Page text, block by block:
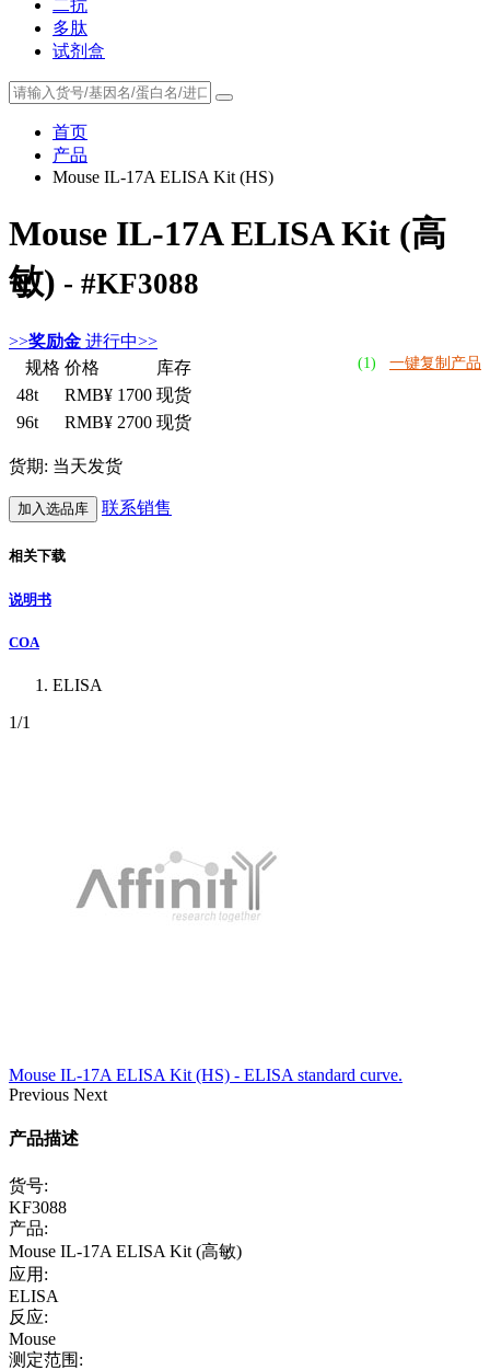
二抗
多肽
试剂盒
首页
产品
Mouse IL-17A ELISA Kit (HS)
Mouse IL-17A ELISA Kit (高
敏) - #KF3088
>>奖励金 进行中>>
(1) 一键复制产品
规格 价格
库存
48t
RMB¥ 1700 现货
96t
RMB¥ 2700 现货
货期: 当天发货
加入选品库 联系销售
相关下载
说明书
COA
ELISA
1/1
Mouse IL-17A ELISA Kit (HS) - ELISA standard curve.
Previous Next
产品描述
货号:
KF3088
产品:
Mouse IL-17A ELISA Kit (高敏)
应用:
ELISA
反应:
Mouse
测定范围: